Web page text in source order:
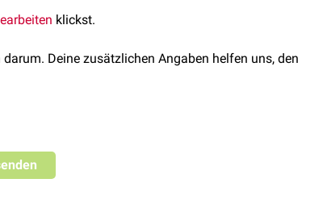
klickst.
Deine zusätzlichen Angaben helfen uns, den